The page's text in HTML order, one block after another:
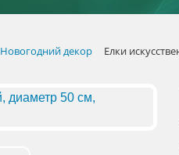
Новогодний декор Елки